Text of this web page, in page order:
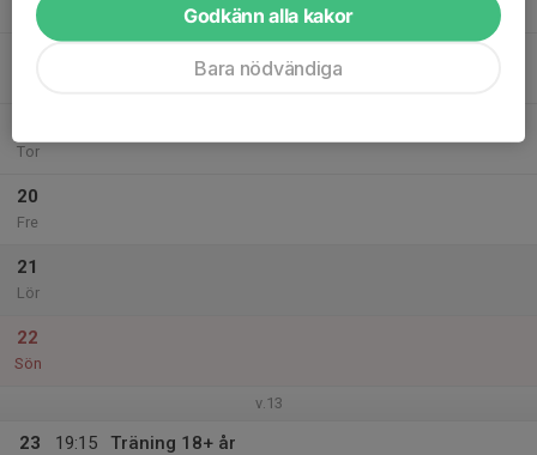
Tis
Träffpunkten
Tor
20
Fre
21
Lör
22
Sön
v.13
23
19:15
Träning 18+ år
Godkänn alla kakor
Bara nödvändiga